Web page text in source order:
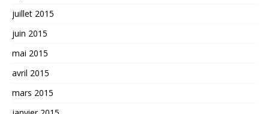
juillet 2015
juin 2015
mai 2015
avril 2015
mars 2015